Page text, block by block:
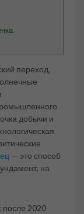
переход,
добычи и
— это способ
на
после 2020